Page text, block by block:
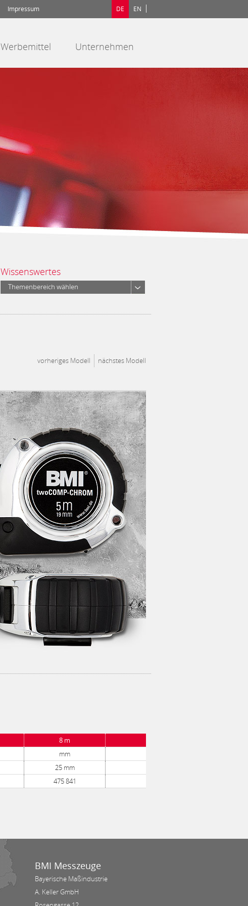
Impressum DE EN
Werbemittel Unternehmen
Wissenswertes
Themenbereich wählen
vorheriges Modell nächstes Modell
8 m
mm
25 mm
475 841
BMI Messzeuge
Bayerische Maßindustrie
A. Keller GmbH